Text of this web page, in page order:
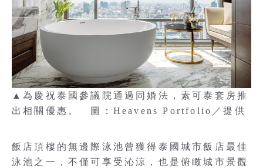
▲為慶祝泰國參議院通過同婚法，素可泰套房推
出相關優惠。 圖：Heavens Portfolio／提供
飯店頂樓的無邊際泳池曾獲得泰國城市飯店最佳
泳池之一，不僅可享受沁涼，也是俯瞰城市景觀